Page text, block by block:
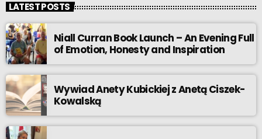
LATEST POSTS
Niall Curran Book Launch – An Evening Full
of Emotion, Honesty and Inspiration
Wywiad Anety Kubickiej z Anetą Ciszek-
Kowalską